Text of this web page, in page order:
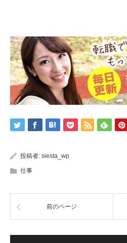
投稿者: siesta_wp
仕事
前のページ